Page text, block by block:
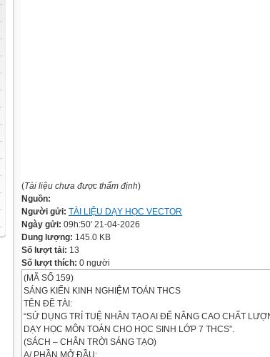
(Tài liệu chưa được thẩm định)
Nguồn:
Người gửi: TÀI LIỆU DẠY HỌC VECTOR
Ngày gửi: 09h:50' 21-04-2026
Dung lượng: 145.0 KB
Số lượt tải: 13
Số lượt thích: 0 người
(MÃ SỐ 159)
SÁNG KIẾN KINH NGHIỆM TOÁN THCS
TÊN ĐỀ TÀI:
“SỬ DỤNG TRÍ TUỆ NHÂN TẠO AI ĐỂ NÂNG CAO CHẤT
DẠY HỌC MÔN TOÁN CHO HỌC SINH LỚP 7 THCS”.
(SÁCH – CHÂN TRỜI SÁNG TẠO)
A/ PHẦN MỞ ĐẦU: